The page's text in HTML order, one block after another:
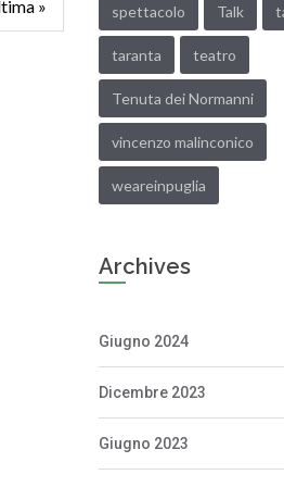
» spettacolo Talk
taranta teatro
Tenuta dei Normanni
vincenzo malinconico
weareinpuglia
Archives
Giugno 2024
Dicembre 2023
Giugno 2023